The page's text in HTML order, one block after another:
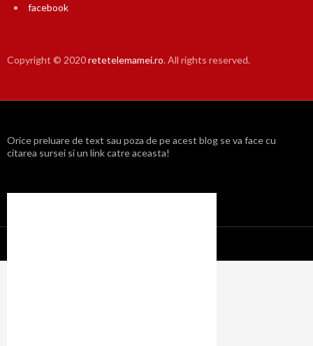
facebook
Copyright © 2020retetelemamei.ro. All rights reserved.
Orice preluare de text sau poza de pe acest blog se va face cu
citarea sursei si un link catre aceasta!